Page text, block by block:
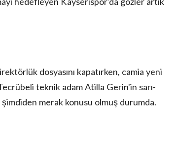
dosyasını kapatırken, camia yeni
teknik adam Atilla Gerin'in sarı-
şimdiden merak konusu olmuş durumda.